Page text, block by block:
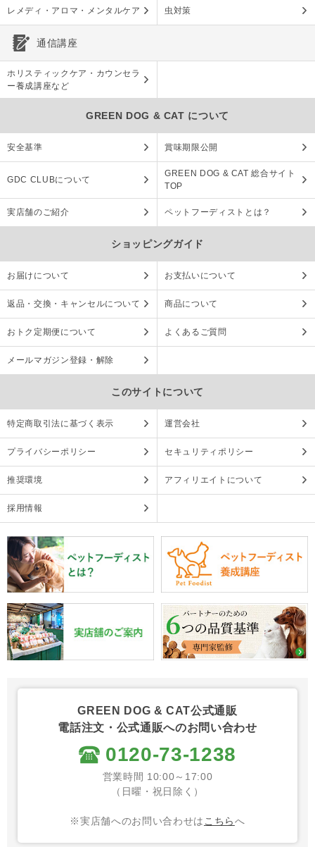
レメディ・アロマ・メンタルケア 虫対策
通信講座
ホリスティックケア・カウンセラ
ー養成講座など
GREEN DOG & CAT について
安全基準 賞味期限公開
GDC CLUBについて
GREEN DOG & CAT 総合サイト
TOP
実店舗のご紹介 ペットフーディストとは？
ショッピングガイド
お届けについて お支払いについて
返品・交換・キャンセルについて 商品について
おトク定期便について よくあるご質問
メールマガジン登録・解除
このサイトについて
特定商取引法に基づく表示 運営会社
プライバシーポリシー セキュリティポリシー
推奨環境 アフィリエイトについて
採用情報
GREEN DOG & CAT公式通販
電話注文・公式通販へのお問い合わせ
0120-73-1238
営業時間 10:00～17:00
（日曜・祝日除く）
※実店舗へのお問い合わせは こちらへ